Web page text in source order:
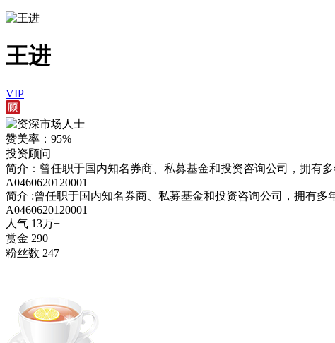
王进
VIP
赞美率： 95%
投资顾问
简介： 曾任职于国内知名券商、私募基金和投资咨询公司，拥有
A0460620120001
简介 :曾任职于国内知名券商、私募基金和投资咨询公司，拥有
A0460620120001
人气 13万+
赏金 290
粉丝数 247